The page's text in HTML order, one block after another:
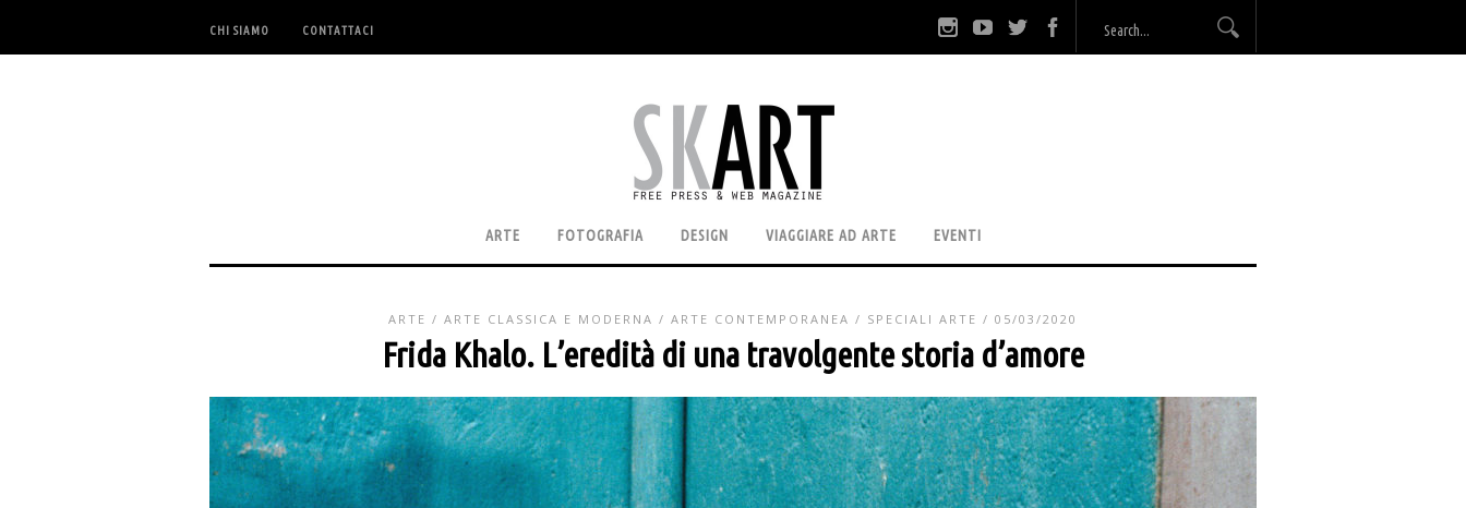
CHI SIAMO CONTATTACI
ARTE FOTOGRAFIA DESIGN VIAGGIARE AD ARTE EVENTI
ARTE / ARTE CLASSICA E MODERNA / ARTE CONTEMPORANEA / SPECIALI ARTE / 05/03/2020
Frida Khalo. L’eredità di una travolgente storia d’amore